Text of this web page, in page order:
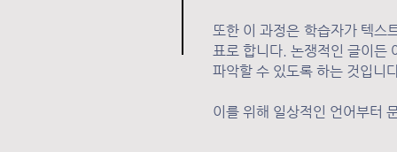
또한 이 과정은 학습자가 텍스
표로 합니다. 논쟁적인 글이든
파악할 수 있도록 하는 것입니
이를 위해 일상적인 언어부터